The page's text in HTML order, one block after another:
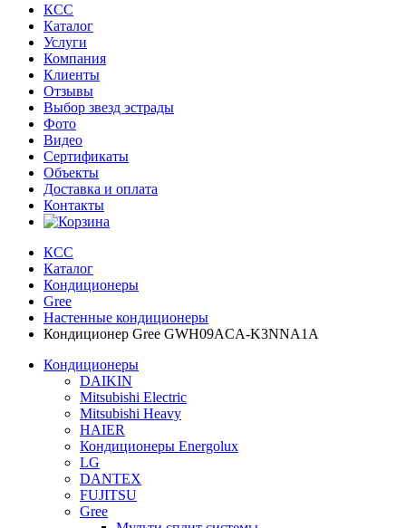
КСС
Каталог
Услуги
Компания
Клиенты
Oтзывы
Выбор звезд эстрады
Фото
Видео
Сертификаты
Объекты
Доставка и оплата
Контакты
КСС
Каталог
Кондиционеры
Gree
Настенные кондиционеры
Кондиционер Gree GWH09ACA-K3NNA1A
Кондиционеры
DAIKIN
Mitsubishi Electric
Mitsubishi Heavy
HAIER
Кондиционеры Energolux
LG
DANTEX
FUJITSU
Gree